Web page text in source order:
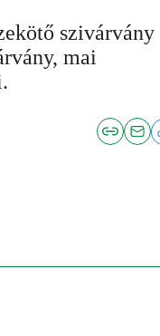
szivárvány
mai